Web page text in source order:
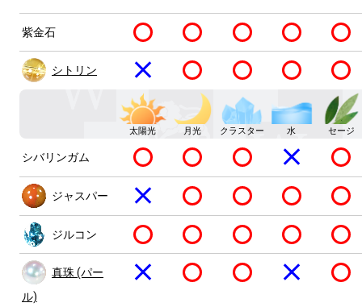
紫金石
シトリン
太陽光 月光 クラスター 水 セージ
シバリンガム
ジャスパー
ジルコン
真珠 (パー
ル)